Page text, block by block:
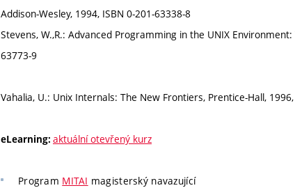
Addison-Wesley, 1994, ISBN 0-201-63338-8
Stevens, W.,R.: Advanced Programming in the UNIX
63773-9
Vahalia, U.: Unix Internals: The New Frontiers, Prentice-Hall,
eLearning: aktuální otevřený kurz
Program MITAI magisterský navazující